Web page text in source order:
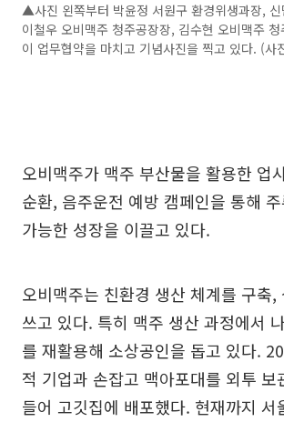
▲사진 왼쪽부터 박윤정 서원구 환경위생과장, 신
이철우 오비맥주 청주공장장, 김수현 오비맥주
이 업무협약을 마치고 기념사진을 찍고 있다. (사
오비맥주가 맥주 부산물을 활용한 업
순환, 음주운전 예방 캠페인을 통해
가능한 성장을 이끌고 있다.
오비맥주는 친환경 생산 체계를 구축,
쓰고 있다. 특히 맥주 생산 과정에서
를 재활용해 소상공인을 돕고 있다.
적 기업과 손잡고 맥아포대를 외투 보
들어 고깃집에 배포했다. 현재까지 서